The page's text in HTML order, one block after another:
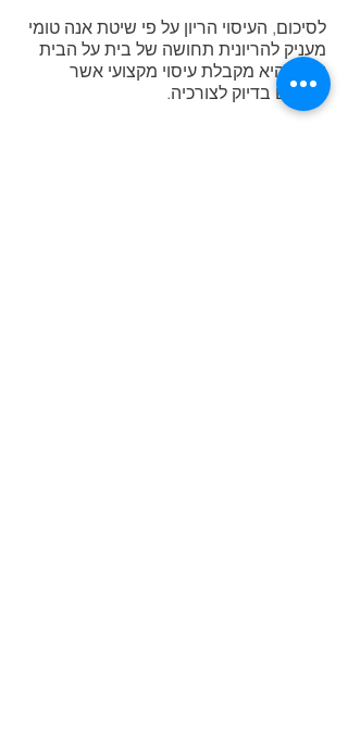
לסיכום, העיסוי הריון על פי שיטת אנה טומי
מעניק להריונית תחושה של בית על הבית
שלה, היא מקבלת עיסוי מקצועי אשר
מותאם בדיוק לצורכיה.